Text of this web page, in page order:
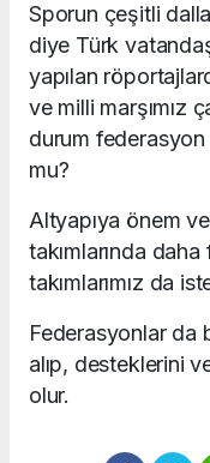
Sporun çeşitli
diye Türk
yapılan
ve milli marşımız
durum
mu?
Altyapıya önem
takımlarında
takımlarımız da
Federasyonlar da
alıp, desteklerini
olur.